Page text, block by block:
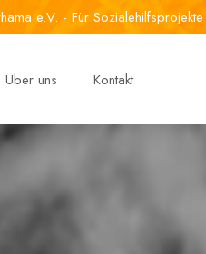
e.V. - Für Sozialehilfsprojekte
Über uns Kontakt